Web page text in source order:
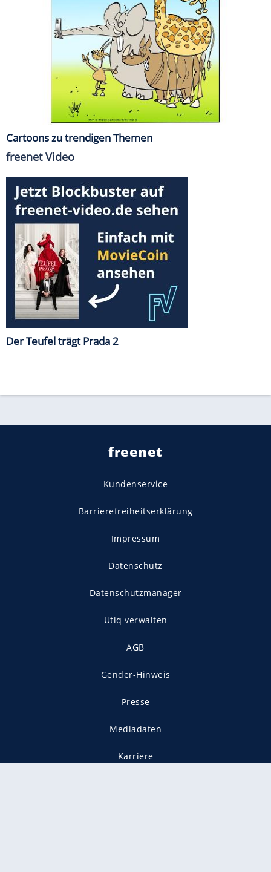
Cartoons zu trendigen Themen
freenet Video
Der Teufel trägt Prada 2
freenet
Kundenservice
Barrierefreiheitserklärung
Impressum
Datenschutz
Datenschutzmanager
Utiq verwalten
AGB
Gender-Hinweis
Presse
Mediadaten
Karriere